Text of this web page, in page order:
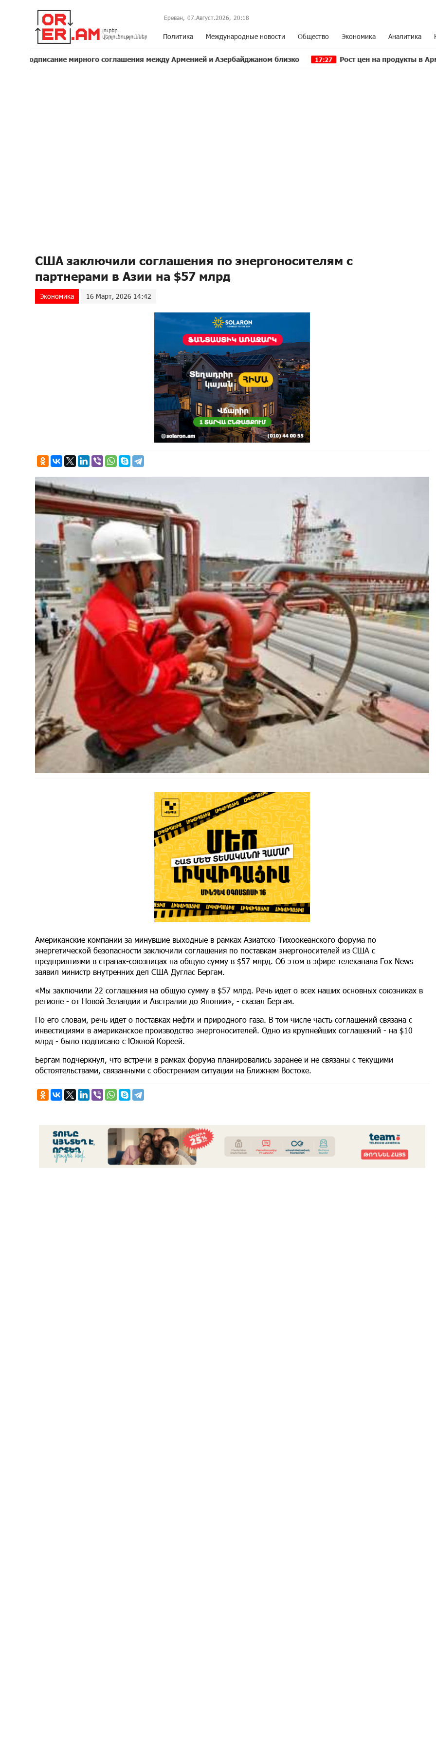
Ереван, 07.Август.2026, 20:18
Политика Международные новости Общество Экономика Аналитика
мирного соглашения между Арменией и Азербайджаном близко 17:27 Рост цен на продукты в Армении
США заключили соглашения по энергоносителям с
партнерами в Азии на $57 млрд
Экономика 16 Март, 2026 14:42
Американские компании за минувшие выходные в рамках Азиатско-Тихоокеанского форума по
энергетической безопасности заключили соглашения по поставкам энергоносителей из США с
предприятиями в странах-союзницах на общую сумму в $57 млрд. Об этом в эфире телеканала Fox News
заявил министр внутренних дел США Дуглас Бергам.
«Мы заключили 22 соглашения на общую сумму в $57 млрд. Речь идет о всех наших основных союзниках в
регионе - от Новой Зеландии и Австралии до Японии», - сказал Бергам.
По его словам, речь идет о поставках нефти и природного газа. В том числе часть соглашений связана с
инвестициями в американское производство энергоносителей. Одно из крупнейших соглашений - на $10
млрд - было подписано с Южной Кореей.
Бергам подчеркнул, что встречи в рамках форума планировались заранее и не связаны с текущими
обстоятельствами, связанными с обострением ситуации на Ближнем Востоке.